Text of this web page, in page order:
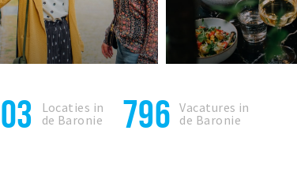
Locaties in
de Baronie
796
Vacatures in
de Baronie